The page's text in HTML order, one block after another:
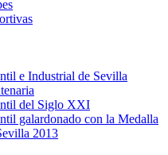
e Industrial de Sevilla
del Siglo XXI
galardonado con la Medalla
2013